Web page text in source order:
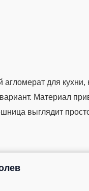
для кухни,
Материал
выглядит